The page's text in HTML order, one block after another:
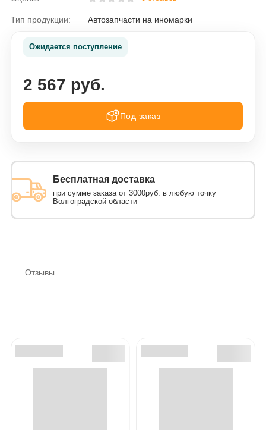
Тип продукции: Автозапчасти на иномарки
Ожидается поступление
2 567 руб.
Под заказ
Бесплатная доставка
при сумме заказа от 3000руб. в любую точку
Волгоградской области
Отзывы